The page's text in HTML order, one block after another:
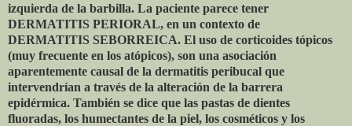
izquierda de la barbilla. La paciente parece tener
DERMATITIS PERIORAL, en un contexto de
DERMATITIS SEBORREICA. El uso de corticoides tópicos
(muy frecuente en los atópicos), son una asociación
aparentemente causal de la dermatitis peribucal que
intervendrían a través de la alteración de la barrera
epidérmica. También se dice que las pastas de dientes
fluoradas, los humectantes de la piel, los cosméticos y los